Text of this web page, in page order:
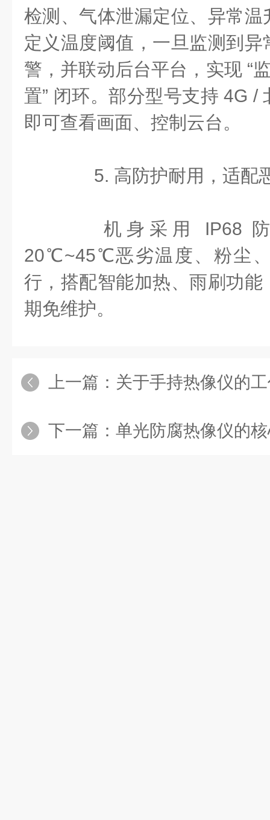
检测、气体泄漏定位、异常
定义温度阈值，一旦监测到
警，并联动后台平台，实现 “
置” 闭环。部分型号支持 4G /
即可查看画面、控制云台。
5. 高防护耐用，适配
机身采用 IP68 防
20℃~45℃恶劣温度、粉尘
行，搭配智能加热、雨刷功
期免维护。
上一篇： 关于手持热像仪的工
下一篇： 单光防腐热像仪的核